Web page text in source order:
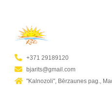
+371 29189120
bjarits@gmail.com
"Kalnozoli", Bērzaunes pag.,